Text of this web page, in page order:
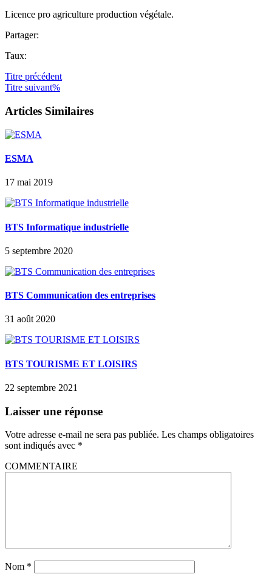
Licence pro agriculture production végétale.
Partager:
Taux:
Titre précédent
Titre suivant%
Articles Similaires
ESMA
17 mai 2019
BTS Informatique industrielle
5 septembre 2020
BTS Communication des entreprises
31 août 2020
BTS TOURISME ET LOISIRS
22 septembre 2021
Laisser une réponse
Votre adresse e-mail ne sera pas publiée. Les champs obligatoires
sont indiqués avec *
COMMENTAIRE
Nom *